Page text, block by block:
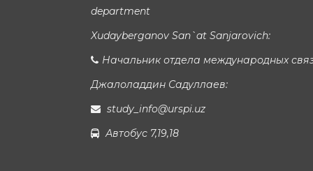
department
Xudayberganov San`at Sanjarovich:
Начальник отдела международных
Джалоладдин Садуллаев:
study_info@urspi.uz
Автобус 7,19,18